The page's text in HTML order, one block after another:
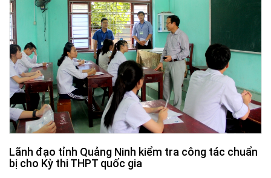
Lãnh đạo tỉnh Quảng Ninh kiểm tra công tác chuẩn
bị cho Kỳ thi THPT quốc gia